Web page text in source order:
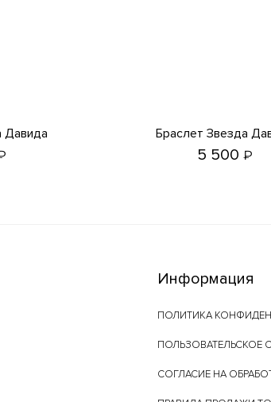
Давида Браслет Звезда
5 500 ₽
Информация
ПОЛИТИКА
ПОЛЬЗОВАТЕЛЬСКОЕ
СОГЛАСИЕ НА